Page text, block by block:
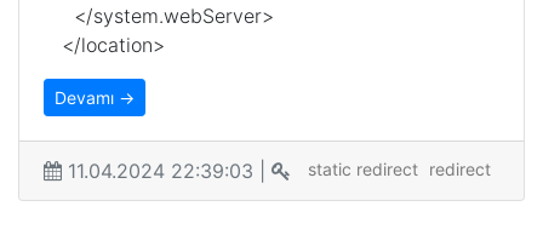
</system.webServer>
</location>
Devamı →
11.04.2024 22:39:03 | redirect
static redirect